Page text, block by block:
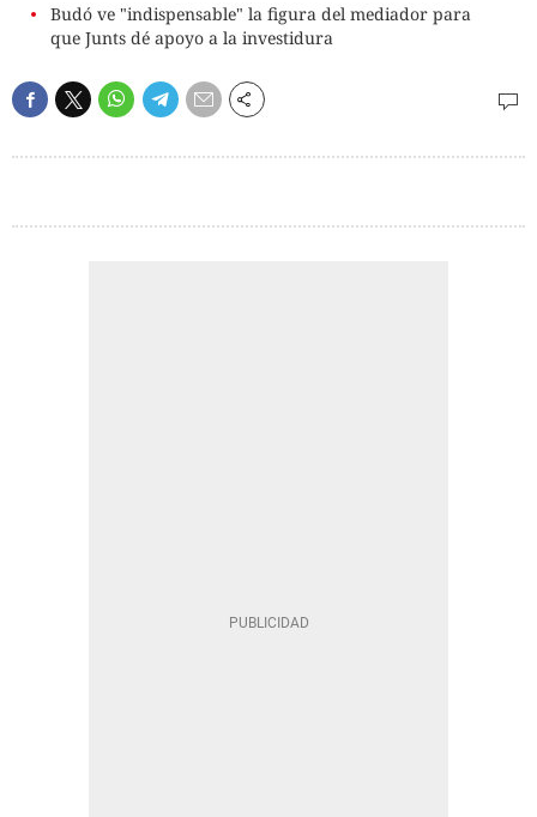
Budó ve "indispensable" la figura del mediador para
que Junts dé apoyo a la investidura